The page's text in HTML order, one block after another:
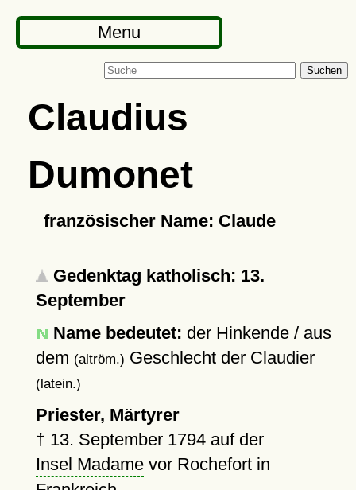
Menu
Suchen
Claudius
Dumonet
französischer Name: Claude
Gedenktag katholisch: 13.
September
Name bedeutet: der Hinkende / aus
dem (altröm.) Geschlecht der Claudier
(latein.)
Priester, Märtyrer
† 13. September 1794auf der
Insel Madamevor Rochefort in